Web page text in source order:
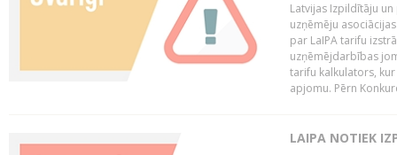
Latvijas Izpildītāju
uzņēmēju
par LaIPA tarifu
uzņēmējdarbības
tarifu kalkulators,
apjomu. Pērn
LAIPA NOTIEK